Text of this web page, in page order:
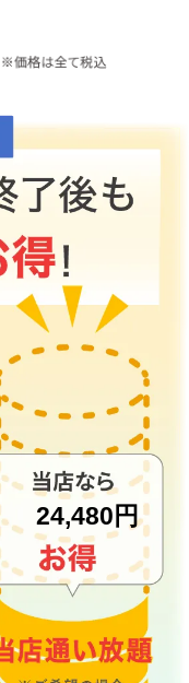
24,480円